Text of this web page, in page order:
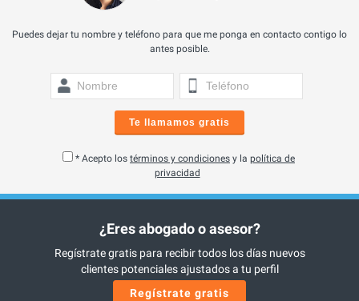
Puedes dejar tu nombre y teléfono para que me ponga en contacto contigo lo
antes posible.
Te llamamos gratis
* Acepto los términos y condiciones y la política de
privacidad
¿Eres abogado o asesor?
Regístrate gratis para recibir todos los días nuevos
clientes potenciales ajustados a tu perfil
Regístrate gratis